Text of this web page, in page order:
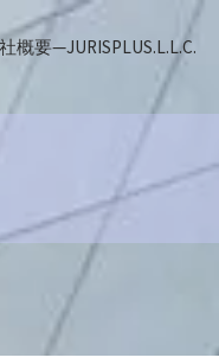
概要—JURISPLUS.L.L.C.